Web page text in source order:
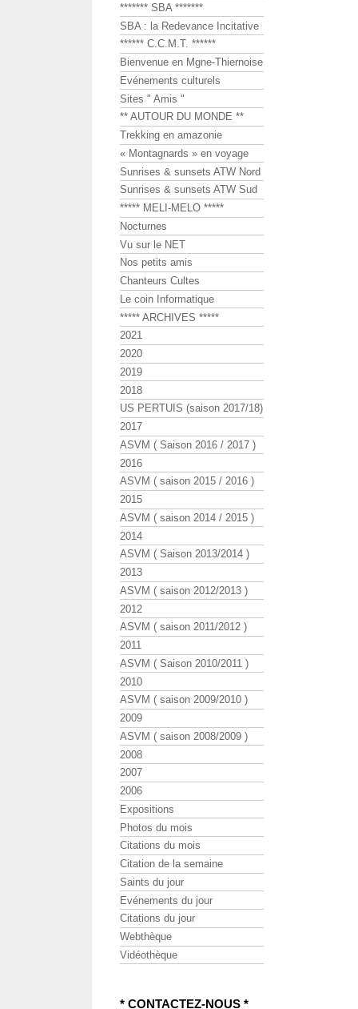
******* SBA *******
SBA : la Redevance Incitative
****** C.C.M.T. ******
Bienvenue en Mgne-Thiernoise
Evénements culturels
Sites " Amis "
** AUTOUR DU MONDE **
Trekking en amazonie
« Montagnards » en voyage
Sunrises & sunsets ATW Nord
Sunrises & sunsets ATW Sud
***** MELI-MELO *****
Nocturnes
Vu sur le NET
Nos petits amis
Chanteurs Cultes
Le coin Informatique
***** ARCHIVES *****
2021
2020
2019
2018
US PERTUIS (saison 2017/18)
2017
ASVM ( Saison 2016 / 2017 )
2016
ASVM ( saison 2015 / 2016 )
2015
ASVM ( saison 2014 / 2015 )
2014
ASVM ( Saison 2013/2014 )
2013
ASVM ( saison 2012/2013 )
2012
ASVM ( saison 2011/2012 )
2011
ASVM ( Saison 2010/2011 )
2010
ASVM ( saison 2009/2010 )
2009
ASVM ( saison 2008/2009 )
2008
2007
2006
Expositions
Photos du mois
Citations du mois
Citation de la semaine
Saints du jour
Evénements du jour
Citations du jour
Webthèque
Vidéothèque
* CONTACTEZ-NOUS *